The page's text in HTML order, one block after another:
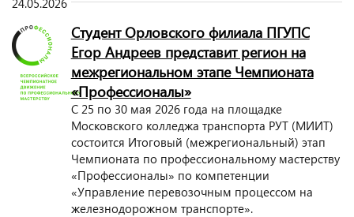
24.05.2026
Студент Орловского филиала ПГУПС
Егор Андреев представит регион на
межрегиональном этапе Чемпионата
«Профессионалы»
С 25 по 30 мая 2026 года на площадке
Московского колледжа транспорта РУТ (МИИТ)
состоится Итоговый (межрегиональный) этап
Чемпионата по профессиональному мастерству
«Профессионалы» по компетенции
«Управление перевозочным процессом на
железнодорожном транспорте».